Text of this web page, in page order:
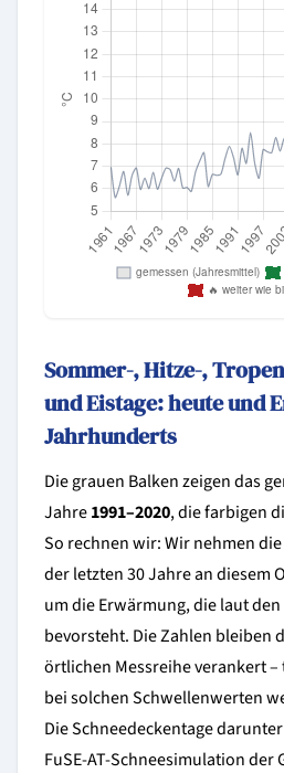
Sommer-, Hitze-,
und Eistage: heute und
Jahrhunderts
Die grauen Balken zeigen das
Jahre1991–2020, die farbigen
So rechnen wir: Wir nehmen
der letzten 30 Jahre an diesem
um die Erwärmung, die laut
bevorsteht. Die Zahlen bleiben
örtlichen Messreihe verankert
bei solchen Schwellenwerten
Die Schneedeckentage
FuSE-AT-Schneesimulation der